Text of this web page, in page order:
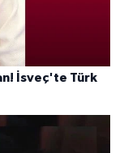
İsveç'te Türk